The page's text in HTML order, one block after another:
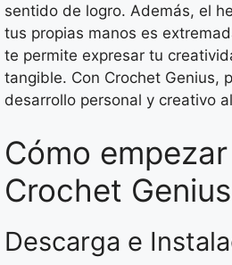
sentido de logro. Además, el
tus propias manos es
te permite expresar tu
tangible. Con Crochet Genius,
desarrollo personal y creativo
Cómo
Crochet Genius
Descarga e